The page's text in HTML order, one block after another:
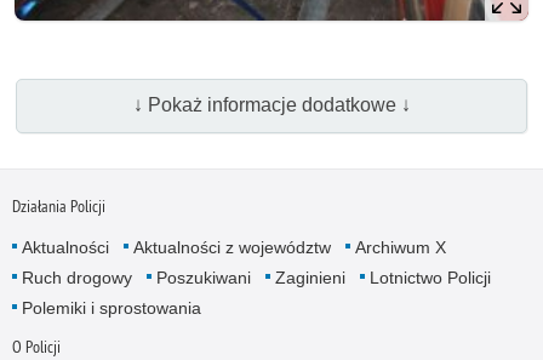
↓ Pokaż informacje dodatkowe ↓
Działania Policji
Aktualności Aktualności z województw
Archiwum X
Ruch drogowy
Poszukiwani Zaginieni
Lotnictwo Policji
Polemiki i sprostowania
O Policji